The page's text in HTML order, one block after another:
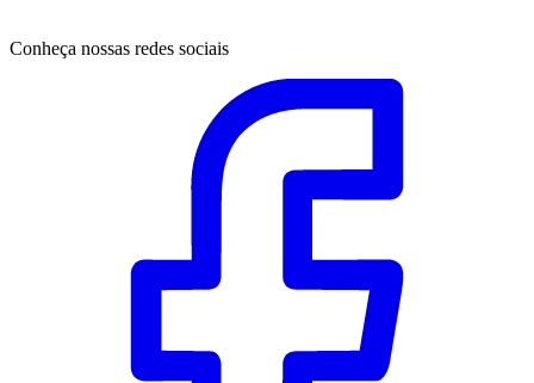
Conheça nossas redes sociais